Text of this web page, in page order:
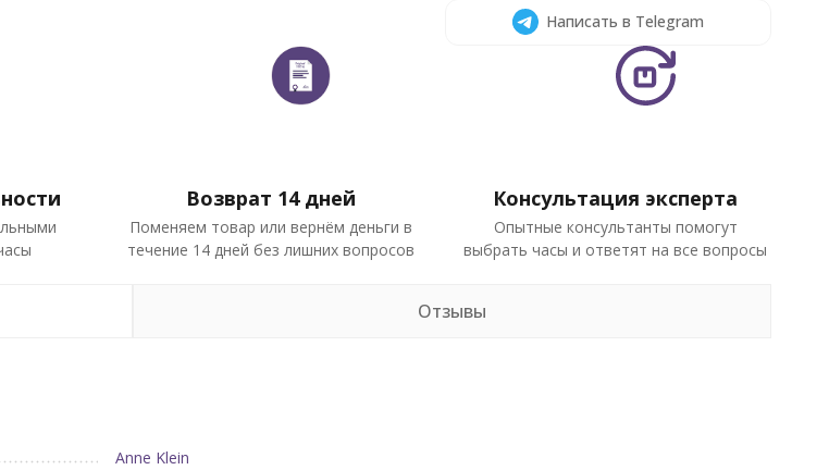
Написать в Telegram
Возврат 14 дней
Поменяем товар или вернём деньги в
течение 14 дней без лишних вопросов
Консультация эксперта
Опытные консультанты помогут
выбрать часы и ответят на все вопросы
Отзывы
Anne Klein